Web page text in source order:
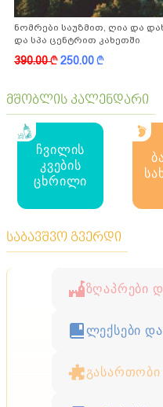
ნომრები საუზმით, ღია და
და სპა ცენტრით კახეთში
390.00k250.00k
მშობლის კალენდარი
ჩვილის
კვების
ცხრილი
საბავშვო გვერდი
ზღაპრები
ლექსები
გასართობი